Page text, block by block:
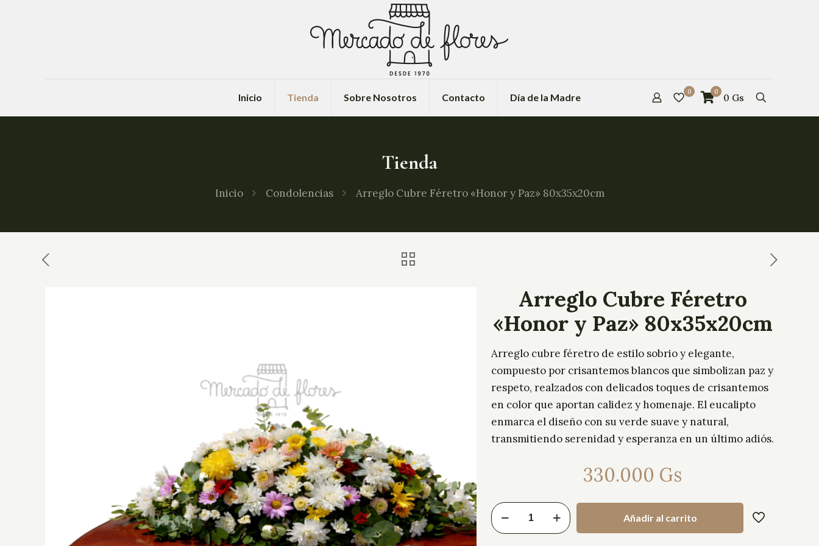
Inicio Tienda Sobre Nosotros Contacto Día de la Madre 0 0 0 Gs
Tienda
Inicio Condolencias Arreglo Cubre Féretro «Honor y Paz» 80x35x20cm
Arreglo Cubre Féretro
«Honor y Paz» 80x35x20cm
Arreglo cubre féretro de estilo sobrio y elegante,
compuesto por crisantemos blancos que simbolizan paz y
respeto, realzados con delicados toques de crisantemos
en color que aportan calidez y homenaje. El eucalipto
enmarca el diseño con su verde suave y natural,
transmitiendo serenidad y esperanza en un último adiós.
330.000 Gs
Añadir al carrito